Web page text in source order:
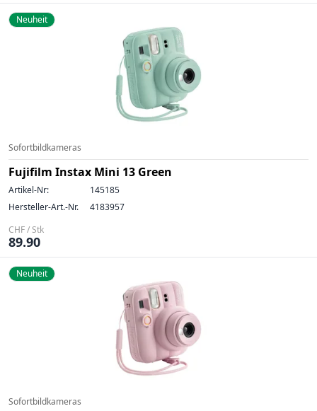
Neuheit
Sofortbildkameras
Fujifilm Instax Mini 13 Green
Artikel-Nr:
145185
Hersteller-Art.-Nr.
4183957
CHF / Stk
89.90
Neuheit
Sofortbildkameras